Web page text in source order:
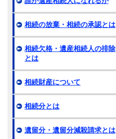
相続の放棄・相続の承認とは
相続欠格・遺産相続人の排除
とは
相続財産について
相続分とは
遺留分・遺留分減殺請求とは